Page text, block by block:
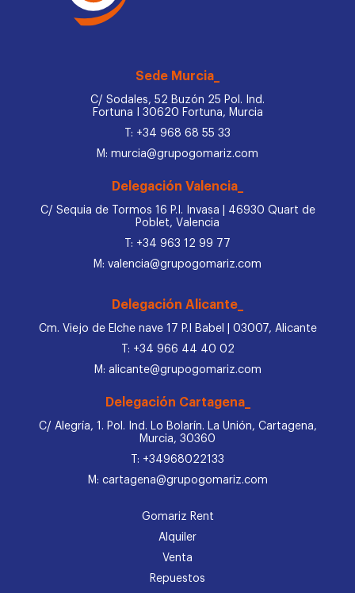
Sede Murcia_
C/ Sodales, 52 Buzón 25 Pol. Ind.
Fortuna I 30620 Fortuna, Murcia
T: +34 968 68 55 33
M: murcia@grupogomariz.com
Delegación Valencia_
C/ Sequia de Tormos 16 P.I. Invasa | 46930 Quart de
Poblet, Valencia
T: +34 963 12 99 77
M: valencia@grupogomariz.com
Delegación Alicante_
Cm. Viejo de Elche nave 17 P.I Babel | 03007, Alicante
T: +34 966 44 40 02
M: alicante@grupogomariz.com
Delegación Cartagena_
C/ Alegría, 1. Pol. Ind. Lo Bolarín. La Unión, Cartagena,
Murcia, 30360
T: +34968022133
M: cartagena@grupogomariz.com
Gomariz Rent
Alquiler
Venta
Repuestos